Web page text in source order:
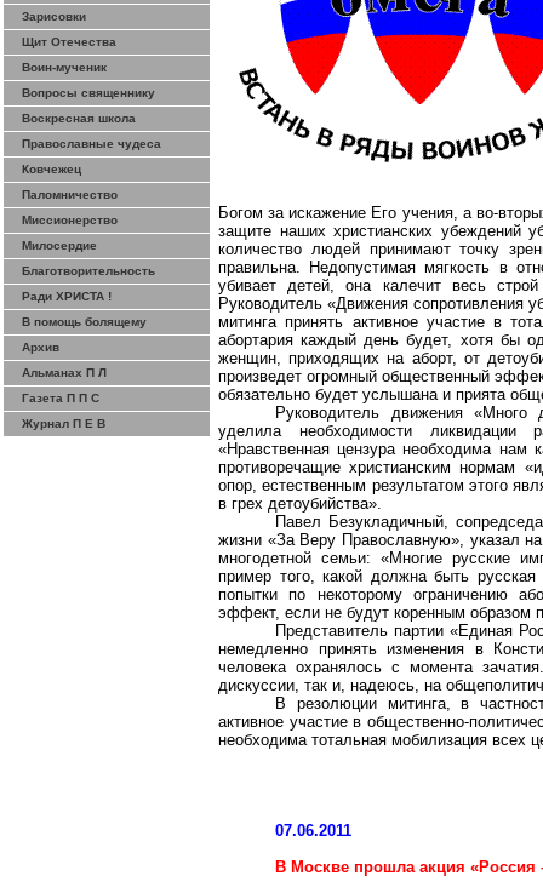
Зарисовки
Щит Отечества
Воин-мученик
Вопросы священнику
Воскресная школа
Православные чудеса
Ковчежец
Паломничество
Миссионерство
Милосердие
Благотворительность
Ради ХРИСТА !
В помощь болящему
Архив
Альманах П Л
Газета П П С
Журнал П Е В
Богом за искажение Его учения, а во-
защите наших христианских убеждений
количество людей принимают точку
правильна. Недопустимая мягкость в
убивает детей, она калечит весь
Руководитель «Движения сопротивления
митинга принять активное участие в
абортария каждый день будет, хотя бы
женщин, приходящих на аборт, от
произведет огромный общественный
обязательно будет услышана и прията
Руководитель движения
уделила необходимости
«Нравственная цензура необходима
противоречащие христианским нормам
опор, естественным результатом этого
в грех детоубийства».
Павел Безукладичный,
жизни «За Веру Православную», указал
многодетной семьи: «Многие русские
пример того, какой должна быть
попытки по некоторому ограничению
эффект, если не будут коренным образом
Представитель партии «Единая
немедленно принять изменения в
человека охранялось с момента
дискуссии, так и, надеюсь, на
В резолюции митинга, в
активное участие в общественно-
необходима тотальная мобилизация всех
07.06.2011
В Москве прошла акция «Россия